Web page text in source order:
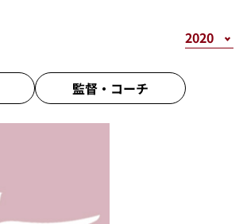
監督・ コーチ